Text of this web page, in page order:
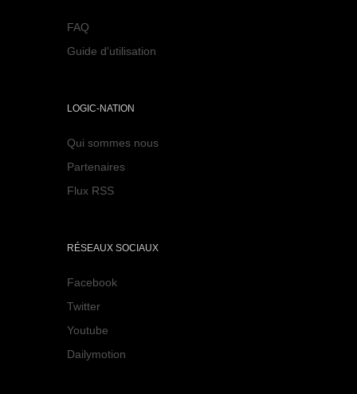
FAQ
Guide d'utilisation
LOGIC-NATION
Qui sommes nous
Partenaires
Flux RSS
RÉSEAUX SOCIAUX
Facebook
Twitter
Youtube
Dailymotion